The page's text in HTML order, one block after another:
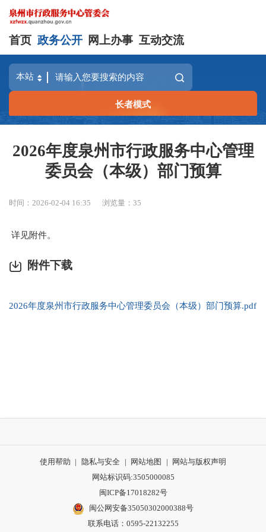
首页 政务公开 网上办事 互动交流
长者模式
2026年度泉州市行政服务中心管理
委员会（本级）部门预算
时间：2026-02-04 16:35 浏览量：35
详见附件。
附件下载
2026年度泉州市行政服务中心管理委员会（本级）部门预算.pdf
使用帮助 | 隐私与安全 | 网站地图 |
网站与版权声明
网站标识码:3505000085
闽ICP备17018282号
闽公网安备35050302000388号
联系电话：0595-22132255